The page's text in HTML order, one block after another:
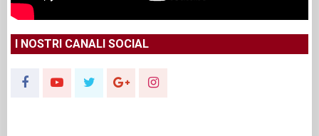
I NOSTRI CANALI SOCIAL